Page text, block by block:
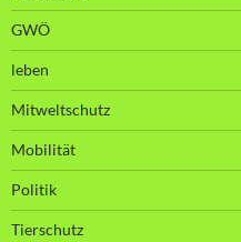
GWÖ
leben
Mitweltschutz
Mobilität
Politik
Tierschutz